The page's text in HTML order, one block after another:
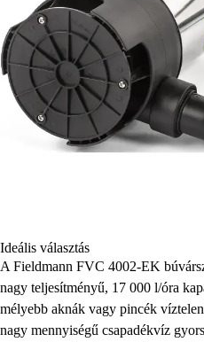
Ideális választás
A Fieldmann FVC 4002-EK
nagy teljesítményű, 17 000 l/óra
mélyebb aknák vagy pincék
nagy mennyiségű csapadékvíz